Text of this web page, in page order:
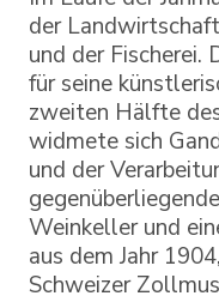
der
und der Fischerei.
für seine
zweiten Hälfte
widmete sich
und der
Weinkeller und
aus dem Jahr
Schweizer